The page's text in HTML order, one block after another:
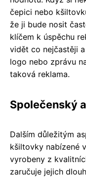
čepici nebo
že ji bude nosit
klíčem k úspěchu
vidět co nejčastěji
logo nebo zprávu
taková reklama.
Společenský
Dalším důležitým
kšiltovky nabízené
vyrobeny z
zaručuje jejich